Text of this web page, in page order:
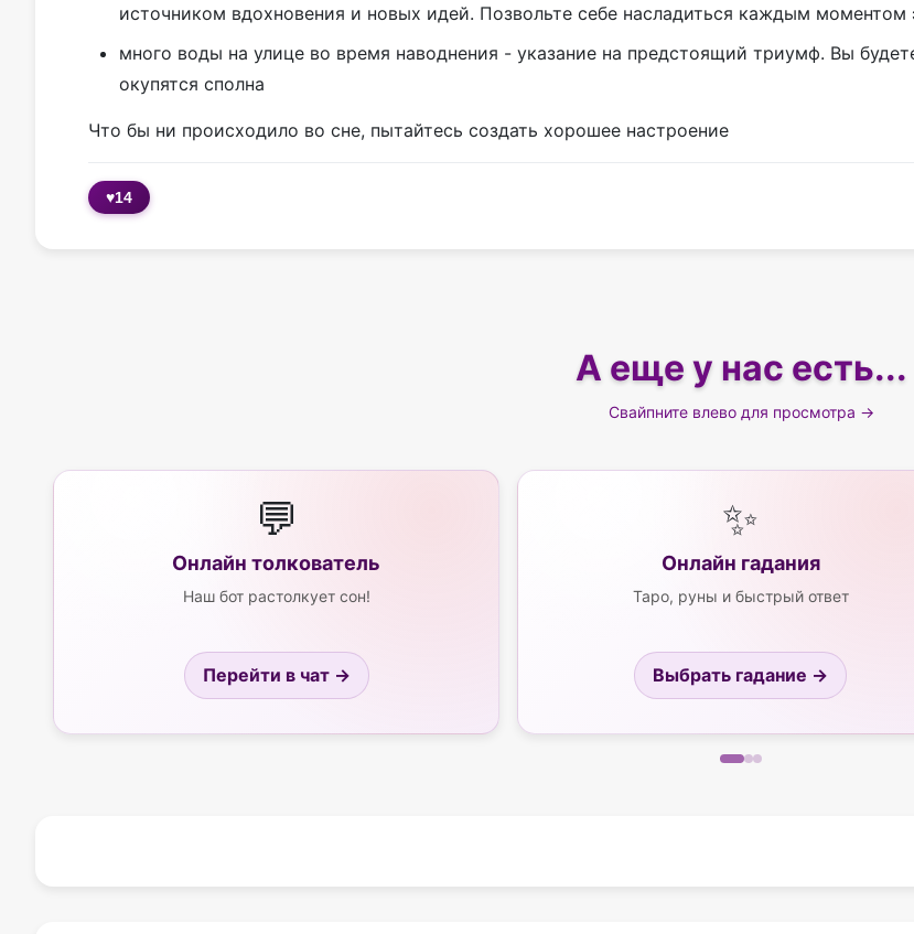
источником вдохновения и новых идей. Позвольте себе насладиться каждым моментом
много воды на улице во время наводнения - указание на предстоящий триумф. Вы
окупятся сполна
Что бы ни происходило во сне, пытайтесь создать хорошее настроение
♥14
А еще у нас есть...
Свайпните влево для просмотра →
💬
Онлайн толкователь
Наш бот растолкует сон!
Перейти в чат →
✨
Онлайн гадания
Таро, руны и быстрый ответ
Выбрать гадание →